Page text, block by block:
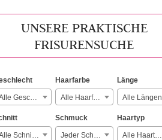
UNSERE PRAKTISCHE
FRISURENSUCHE
Alle Geschlechter
Haarfarbe
Alle Haarfarben
Länge
Alle Längen
Alle Schnitte
Schmuck
Jeder Schmuck
Haartyp
Alle Haartypen